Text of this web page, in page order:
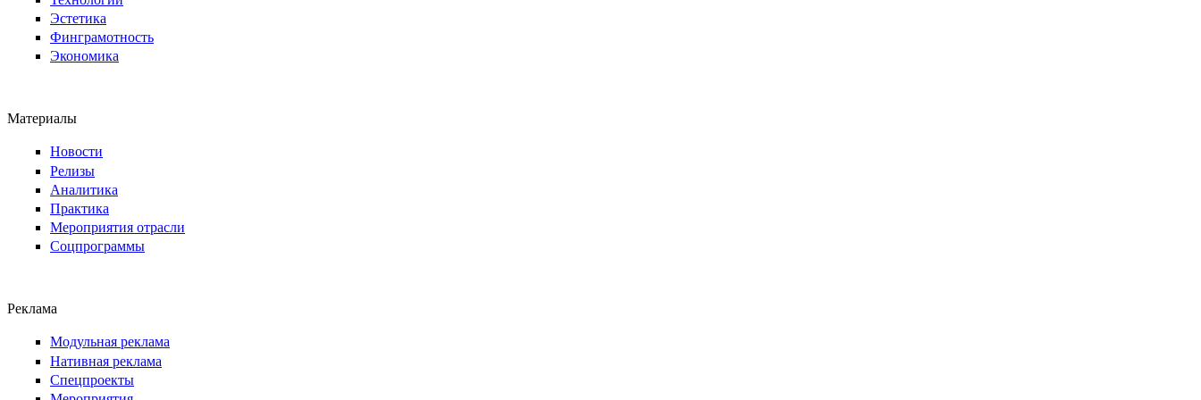
Эстетика
Финграмотность
Экономика
Материалы
Новости
Релизы
Аналитика
Практика
Мероприятия отрасли
Соцпрограммы
Реклама
Модульная реклама
Нативная реклама
Спецпроекты